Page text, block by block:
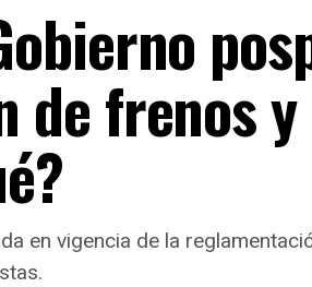
de frenos
en vigencia de la